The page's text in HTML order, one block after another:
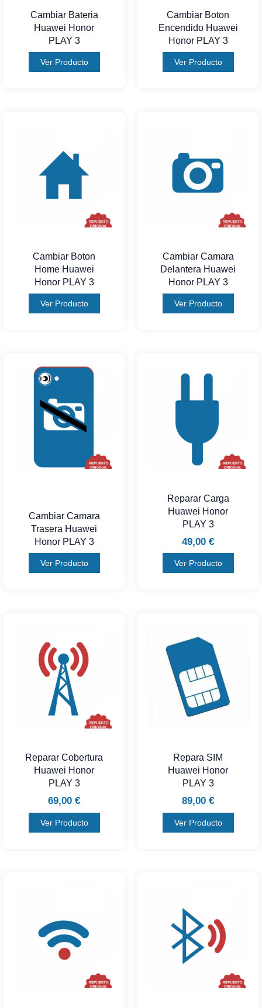
Cambiar Bateria
Huawei Honor
PLAY 3
Ver Producto
Cambiar Boton
Encendido Huawei
Honor PLAY 3
Ver Producto
Cambiar Boton
Home Huawei
Honor PLAY 3
Ver Producto
Cambiar Camara
Delantera Huawei
Honor PLAY 3
Ver Producto
Cambiar Camara
Trasera Huawei
Honor PLAY 3
Ver Producto
Reparar Carga
Huawei Honor
PLAY 3
49,00 €
Ver Producto
Reparar Cobertura
Huawei Honor
PLAY 3
69,00 €
Ver Producto
Repara SIM
Huawei Honor
PLAY 3
89,00 €
Ver Producto